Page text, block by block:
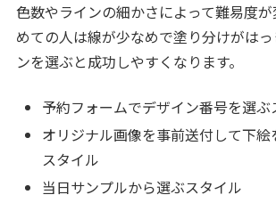
色数やラインの細かさによって難易度
めての人は線が少なめで塗り分けがは
ンを選ぶと成功しやすくなります。
予約フォームでデザイン番号を選ぶ
オリジナル画像を事前送付して下絵
スタイル
当日サンプルから選ぶスタイル